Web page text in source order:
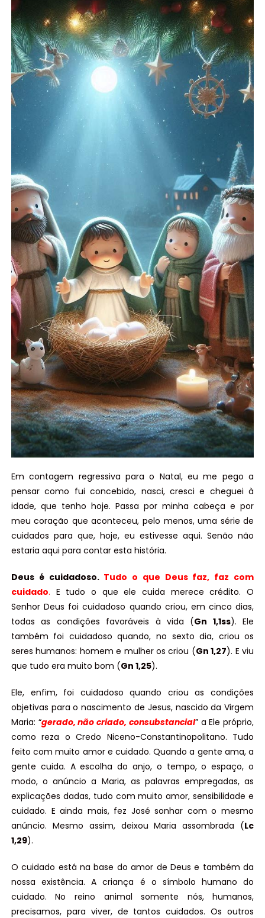
Em contagem regressiva para o Natal, eu me pego a
pensar como fui concebido, nasci, cresci e cheguei à
idade, que tenho hoje. Passa por minha cabeça e por
meu coração que aconteceu, pelo menos, uma série de
cuidados para que, hoje, eu estivesse aqui. Senão não
estaria aqui para contar esta história.
Deus é cuidadoso. Tudo o que Deus faz, faz com
cuidado. E tudo o que ele cuida merece crédito. O
Senhor Deus foi cuidadoso quando criou, em cinco dias,
todas as condições favoráveis à vida (Gn 1,1ss). Ele
também foi cuidadoso quando, no sexto dia, criou os
seres humanos: homem e mulher os criou (Gn 1,27). E viu
que tudo era muito bom (Gn 1,25).
Ele, enfim, foi cuidadoso quando criou as condições
objetivas para o nascimento de Jesus, nascido da Virgem
Maria: “gerado, não criado, consubstancial” a Ele próprio,
como reza o Credo Niceno-Constantinopolitano. Tudo
feito com muito amor e cuidado. Quando a gente ama, a
gente cuida. A escolha do anjo, o tempo, o espaço, o
modo, o anúncio a Maria, as palavras empregadas, as
explicações dadas, tudo com muito amor, sensibilidade e
cuidado. E ainda mais, fez José sonhar com o mesmo
anúncio. Mesmo assim, deixou Maria assombrada (Lc
1,29).
O cuidado está na base do amor de Deus e também da
nossa existência. A criança é o símbolo humano do
cuidado. No reino animal somente nós, humanos,
precisamos, para viver, de tantos cuidados. Os outros